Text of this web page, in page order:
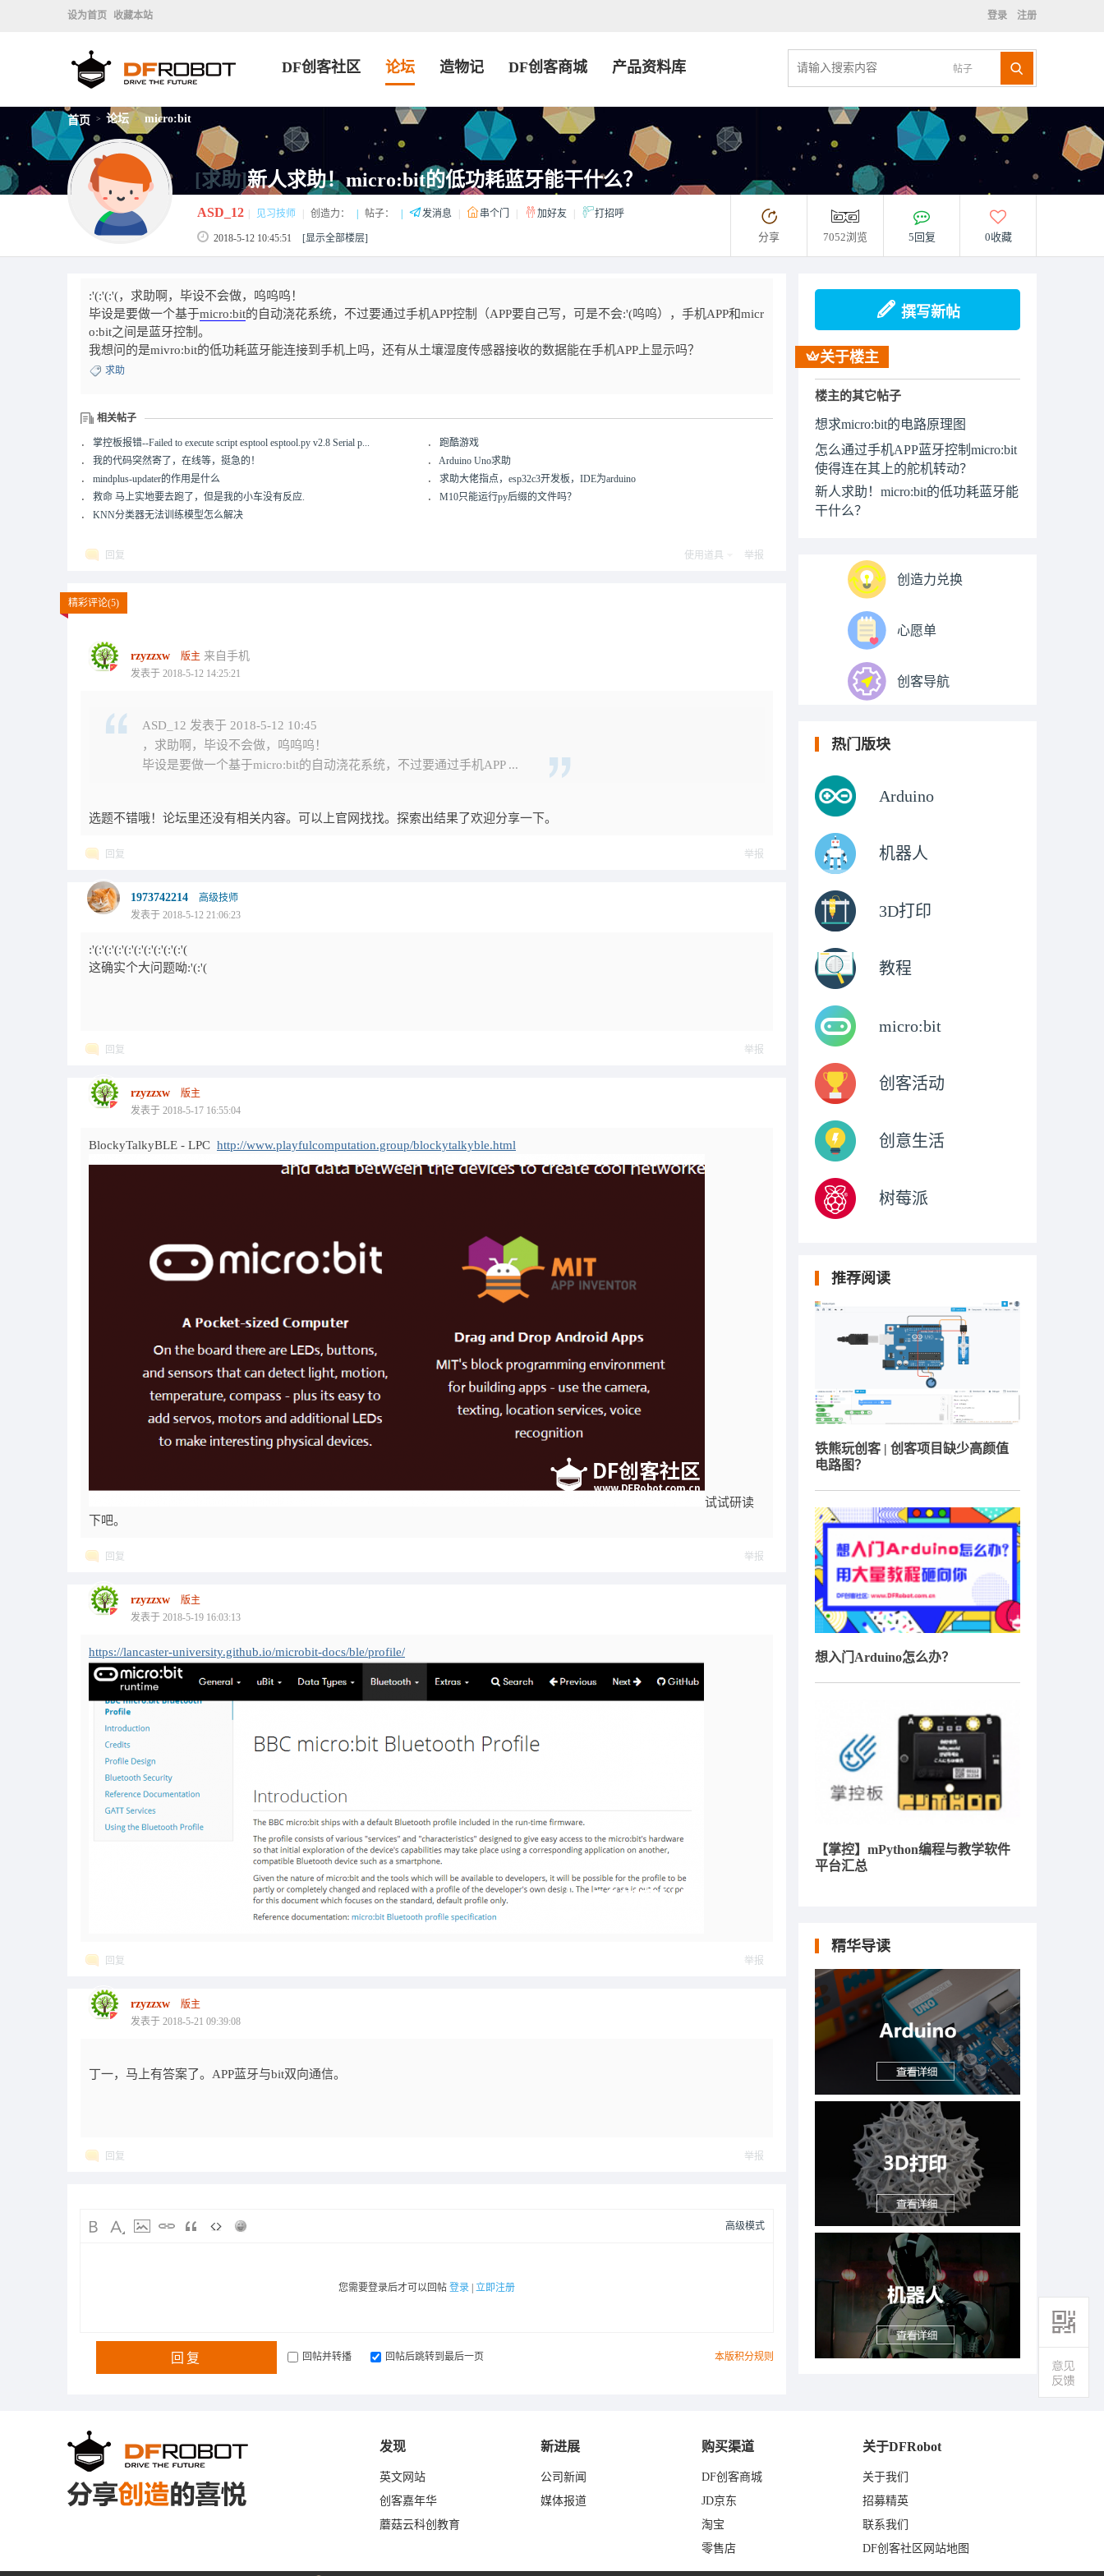
设为首页 收藏本站 登录 注册
帖子
DF创客社区 论坛 造物记 DF创客商城 产品资料库
首页 > 论坛 > micro:bit
[求助]新人求助！micro:bit的低功耗蓝牙能干什么？
ASD_12 见习技师 创造力： 帖子： 发消息 串个门 加好友 打招呼
2018-5-12 10:45:51 [显示全部楼层] 分享 7052浏览 5回复 0收藏
:'(:'(:'(，求助啊，毕设不会做，呜呜呜！
毕设是要做一个基于micro:bit的自动浇花系统，不过要通过手机APP控制（APP要自己写，可是不会:'(呜呜），手机APP和micr
o:bit之间是蓝牙控制。
我想问的是mivro:bit的低功耗蓝牙能连接到手机上吗，还有从土壤湿度传感器接收的数据能在手机APP上显示吗？
求助
相关帖子
． 掌控板报错--Failed to execute script esptool esptool.py v2.8 Serial p... ． 跑酷游戏
． 我的代码突然寄了，在线等，挺急的！ ． Arduino Uno求助
． mindplus-updater的作用是什么 ． 求助大佬指点，esp32c3开发板，IDE为arduino
． 救命 马上实地要去跑了，但是我的小车没有反应. ． M10只能运行py后缀的文件吗？
． KNN分类器无法训练模型怎么解决
回复 使用道具 举报
精彩评论(5)
rzyzzxw 版主 来自手机
发表于 2018-5-12 14:25:21
ASD_12 发表于 2018-5-12 10:45
，求助啊，毕设不会做，呜呜呜！
毕设是要做一个基于micro:bit的自动浇花系统，不过要通过手机APP ...
选题不错哦！论坛里还没有相关内容。可以上官网找找。探索出结果了欢迎分享一下。
回复 举报
1973742214
高级技师
发表于 2018-5-12 21:06:23
:'(:'(:'(:'(:'(:'(:'(:'(:'(:'(
这确实个大问题呦:'(:'(
回复 举报
rzyzzxw
版主
发表于 2018-5-17 16:55:04
BlockyTalkyBLE - LPC http://www.playfulcomputation.group/blockytalkyble.html
试试研读
下吧。
回复 举报
rzyzzxw
版主
发表于 2018-5-19 16:03:13
https://lancaster-university.github.io/microbit-docs/ble/profile/
回复 举报
rzyzzxw
版主
发表于 2018-5-21 09:39:08
丁一，马上有答案了。APP蓝牙与bit双向通信。
回复 举报
高级模式
您需要登录后才可以回帖 登录 立即注册
本版积分规则
回复 回帖并转播 回帖后跳转到最后一页
撰写新帖
关于楼主
楼主的其它帖子
想求micro:bit的电路原理图
怎么通过手机APP蓝牙控制micro:bit
使得连在其上的舵机转动？
新人求助！micro:bit的低功耗蓝牙能
干什么？
创造力兑换
心愿单
创客导航
热门版块
Arduino
机器人
3D打印
教程
micro:bit
创客活动
创意生活
树莓派
推荐阅读
铁熊玩创客 | 创客项目缺少高颜值
电路图？
想入门Arduino怎么办？
【掌控】mPython编程与教学软件
平台汇总
精华导读
发现
英文网站
创客嘉年华
蘑菇云科创教育
新进展
公司新闻
媒体报道
购买渠道
DF创客商城
JD京东
淘宝
零售店
关于DFRobot
关于我们
招募精英
联系我们
DF创客社区网站地图